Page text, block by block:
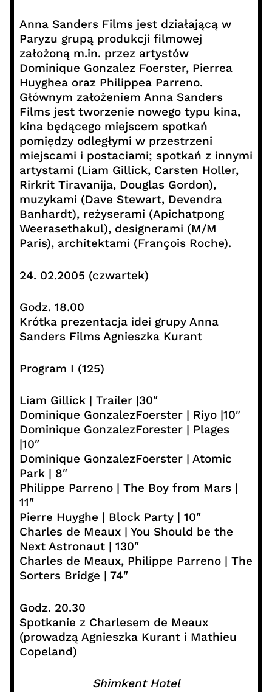
Anna Sanders Films jest działającą w
Paryzu grupą produkcji filmowej
założoną m.in. przez artystów
Dominique Gonzalez Foerster, Pierrea
Huyghea oraz Philippea Parreno.
Głównym założeniem Anna Sanders
Films jest tworzenie nowego typu kina,
kina będącego miejscem spotkań
pomiędzy odległymi w przestrzeni
miejscami i postaciami; spotkań z innymi
artystami (Liam Gillick, Carsten Holler,
Rirkrit Tiravanija, Douglas Gordon),
muzykami (Dave Stewart, Devendra
Banhardt), reżyserami (Apichatpong
Weerasethakul), designerami (M/M
Paris), architektami (François Roche).
24. 02.2005 (czwartek)
Godz. 18.00
Krótka prezentacja idei grupy Anna
Sanders Films Agnieszka Kurant
Program I (125)
Liam Gillick | Trailer |30″
Dominique GonzalezFoerster | Riyo |10″
Dominique GonzalezForester | Plages
|10″
Dominique GonzalezFoerster | Atomic
Park | 8″
Philippe Parreno | The Boy from Mars |
11″
Pierre Huyghe | Block Party | 10″
Charles de Meaux | You Should be the
Next Astronaut | 130″
Charles de Meaux, Philippe Parreno | The
Sorters Bridge | 74″
Godz. 20.30
Spotkanie z Charlesem de Meaux
(prowadzą Agnieszka Kurant i Mathieu
Copeland)
Shimkent Hotel